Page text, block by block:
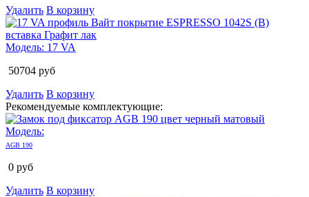
Удалить В корзину
Модель: 17 VA
50704 руб
Удалить В корзину
Рекомендуемые комплектующие:
Модель:
AGB 190
0 руб
Удалить В корзину